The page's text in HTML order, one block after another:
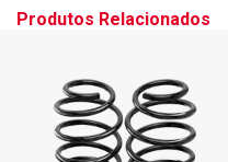
Produtos Relacionados